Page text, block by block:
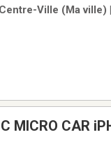
Ville (Ma ville)
MICRO CAR